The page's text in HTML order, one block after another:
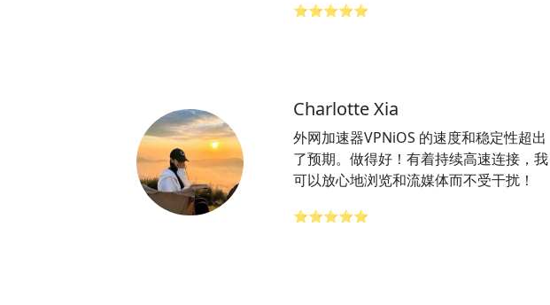
⭐⭐⭐⭐⭐
Charlotte Xia
外网加速器VPNiOS 的速度和稳定性超出
了预期。做得好！有着持续高速连接，我
可以放心地浏览和流媒体而不受干扰！
⭐⭐⭐⭐⭐